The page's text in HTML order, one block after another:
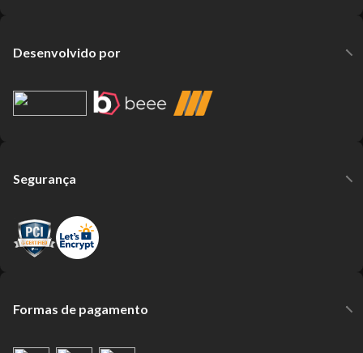
Desenvolvido por
Segurança
Formas de pagamento